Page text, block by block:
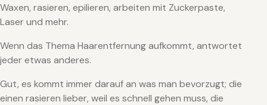
Waxen, rasieren, epilieren, arbeiten mit Zuckerpaste,
Laser und mehr.
Wenn das Thema Haarentfernung aufkommt, antwortet
jeder etwas anderes.
Gut, es kommt immer darauf an was man bevorzugt; die
einen rasieren lieber, weil es schnell gehen muss, die